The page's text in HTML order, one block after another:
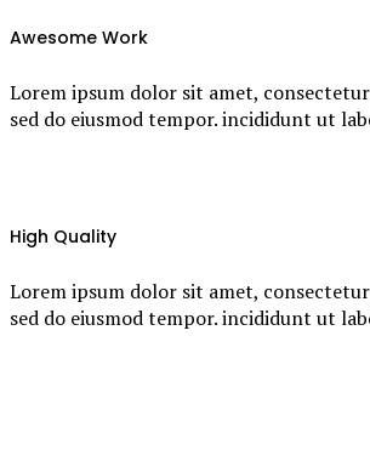
Awesome Work
Lorem ipsum dolor sit amet,
sed do eiusmod tempor. incididunt ut
High Quality
Lorem ipsum dolor sit amet,
sed do eiusmod tempor. incididunt ut